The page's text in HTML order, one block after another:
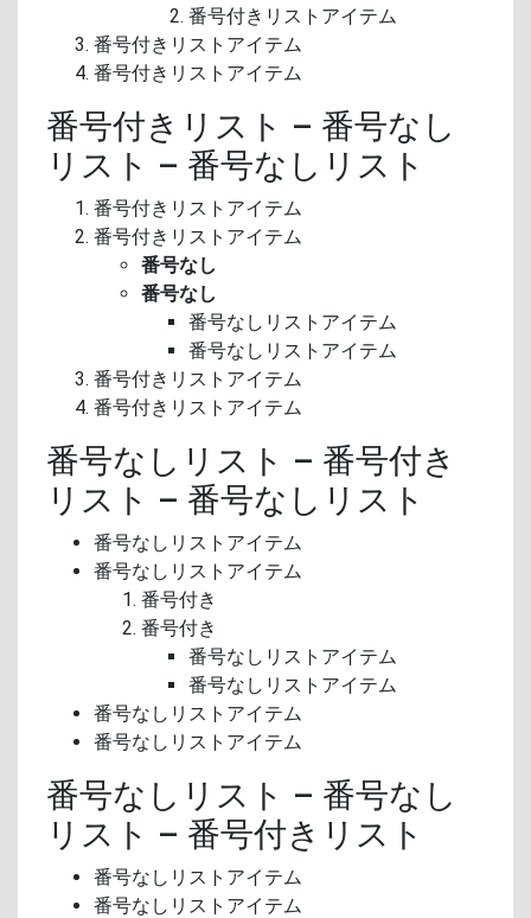
番号付きリストアイテム
番号付きリストアイテム
番号付きリストアイテム
番号付きリスト – 番号なし
リスト – 番号なしリスト
番号付きリストアイテム
番号付きリストアイテム
番号なし
番号なし
番号なしリストアイテム
番号なしリストアイテム
番号付きリストアイテム
番号付きリストアイテム
番号なしリスト – 番号付き
リスト – 番号なしリスト
番号なしリストアイテム
番号なしリストアイテム
番号付き
番号付き
番号なしリストアイテム
番号なしリストアイテム
番号なしリストアイテム
番号なしリストアイテム
番号なしリスト – 番号なし
リスト – 番号付きリスト
番号なしリストアイテム
番号なしリストアイテム